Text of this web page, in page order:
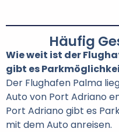
Häufig
Wie weit ist der
gibt es
Der Flughafen Palma
Auto von Port Adriano
Port Adriano gibt es
mit dem Auto anreisen.